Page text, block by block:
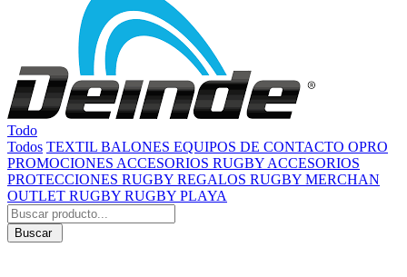
Todo
Todos TEXTIL BALONES EQUIPOS DE CONTACTO OPRO
PROMOCIONES ACCESORIOS RUGBY ACCESORIOS
PROTECCIONES RUGBY REGALOS RUGBY MERCHAN
OUTLET RUGBY RUGBY PLAYA
Buscar